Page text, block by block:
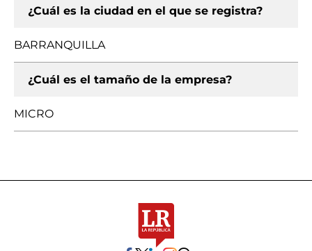
¿Cuál es la ciudad en el que se registra?
BARRANQUILLA
¿Cuál es el tamaño de la empresa?
MICRO